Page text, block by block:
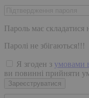
Пароль має складатися
Паролі не збігаються!!!
Я згоден з умовами
ви повинні прийняти
Зареєструватися